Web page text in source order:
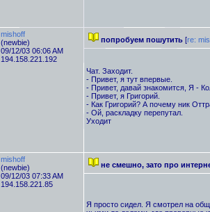
mishoff
(newbie)
09/12/03 06:06 AM
194.158.221.192
попробуем пошутить [re:
Чат. Заходит.
- Привет, я тут впервые.
- Привет, давай знакомится, Я -
- Привет, я Григорий.
- Как Григорий? А почему ник
- Ой, раскладку перепутал.
Уходит
mishoff
(newbie)
09/12/03 07:33 AM
194.158.221.85
не смешно, зато про
Я просто сидел. Я смотрел на